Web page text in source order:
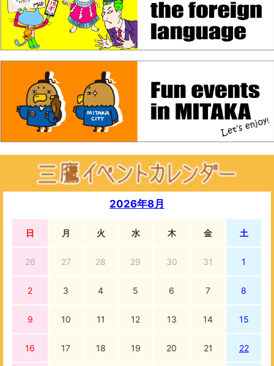
2026年8月
日 月 火 水 木 金 土
26 27 28 29 30 31 1
2 3 4 5 6 7 8
9 10 11 12 13 14 15
16 17 18 19 20 21 22